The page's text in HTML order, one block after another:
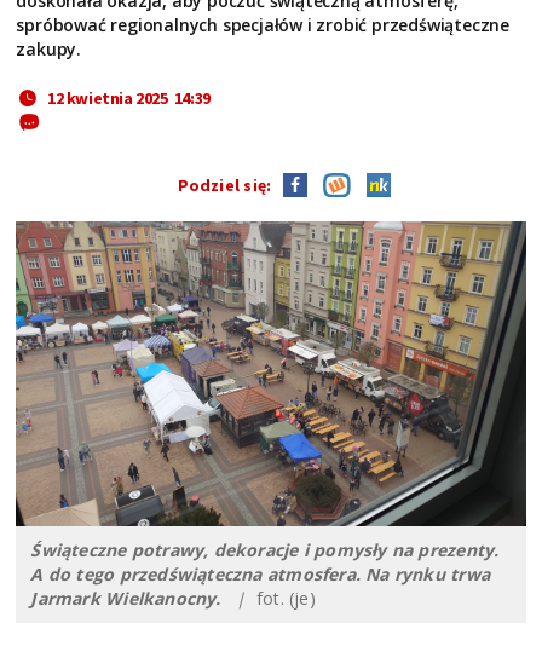
spróbować regionalnych specjałów i zrobić przedświąteczne
zakupy.
12 kwietnia 2025 14:39
Podziel się:
Świąteczne potrawy, dekoracje i pomysły na prezenty.
A do tego przedświąteczna atmosfera. Na rynku trwa
Jarmark Wielkanocny. | fot. (je)